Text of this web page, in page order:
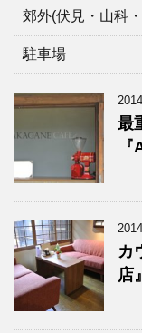
郊外(伏見・山科
駐車場
最
カ
店